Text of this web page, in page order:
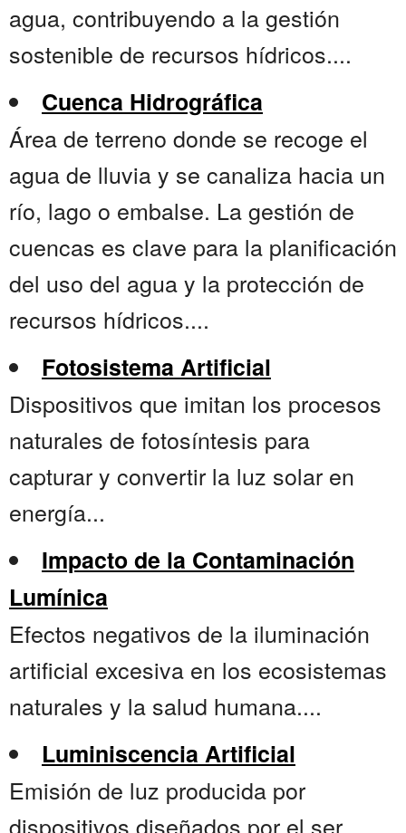
agua, contribuyendo a la gestión
sostenible de recursos hídricos....
Cuenca Hidrográfica
Área de terreno donde se recoge el
agua de lluvia y se canaliza hacia un
río, lago o embalse. La gestión de
cuencas es clave para la planificación
del uso del agua y la protección de
recursos hídricos....
Fotosistema Artificial
Dispositivos que imitan los procesos
naturales de fotosíntesis para
capturar y convertir la luz solar en
energía...
Impacto de la Contaminación
Lumínica
Efectos negativos de la iluminación
artificial excesiva en los ecosistemas
naturales y la salud humana....
Luminiscencia Artificial
Emisión de luz producida por
dispositivos diseñados por el ser